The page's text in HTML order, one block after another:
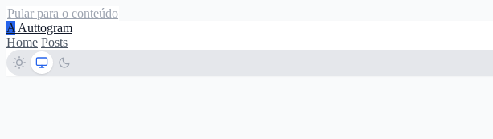
Pular para o conteúdo
A Auttogram
Home Posts